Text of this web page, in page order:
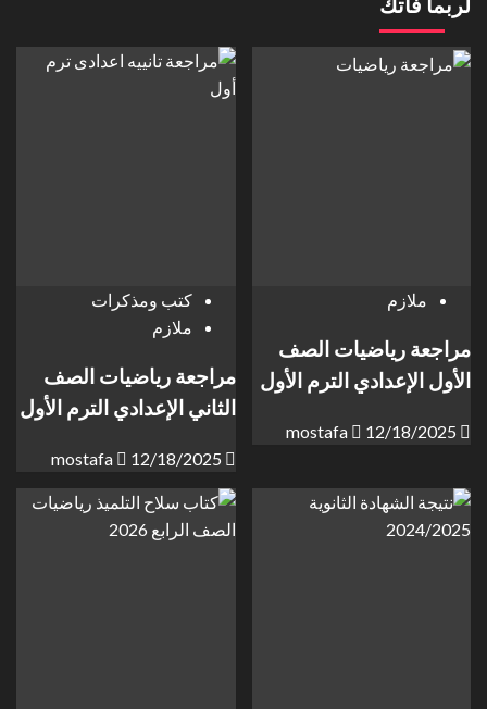
كتب ومذكرات
ملازم
مراجعة رياضيات الصف
الثاني الإعدادي الترم الأول
mostafa 12/18/2025
ملازم
مراجعة رياضيات الصف
الأول الإعدادي الترم الأول
mostafa 12/18/2025